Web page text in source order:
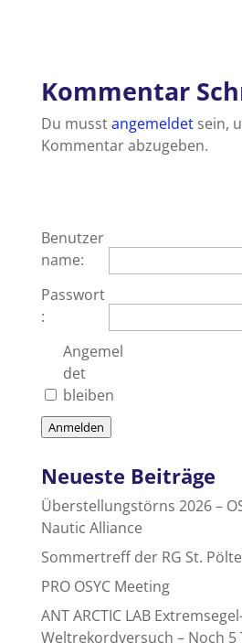
Kommentar
Du musstangemeldetsein,
Kommentar abzugeben.
Benutzer
name:
Passwort
:
Angemel
det
bleiben
Anmelden
Neueste Beiträge
Überstellungstörns 2026 –
Nautic Alliance
Sommertreff der RG St.
PRO OSYC Meeting
ANT ARCTIC LAB
Weltrekordversuch – Noch 5